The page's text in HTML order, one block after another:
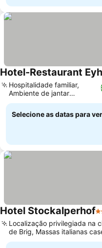
Hotel-Restaurant
Hospitalidade familiar,
Ambiente de jantar
romântico
Selecione as datas para
Hotel Stockalperhof3
Localização privilegiada na
de Brig, Massas italianas
Terrazza